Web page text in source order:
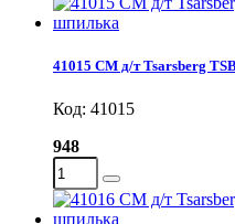
41015 СМ д/т Tsarsberg
Код: 41015
948